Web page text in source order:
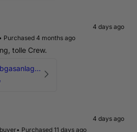
4 days ago
Purchased 4 months ago
tolle Crew.
3,5" 90mm Abgasanlage AUDI RSQ3 DNWA 2.5 TFSI
4 days ago
• Purchased 11 days ago